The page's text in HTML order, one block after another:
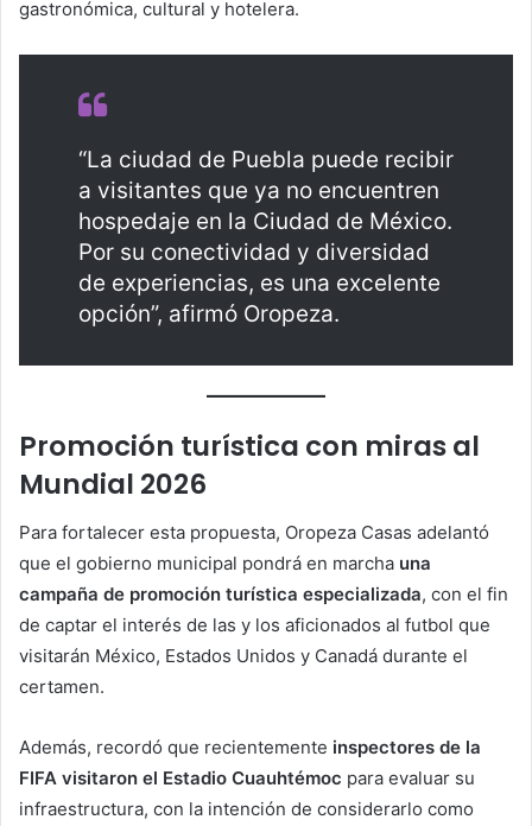
gastronómica, cultural y hotelera.
“La ciudad de Puebla puede recibir
a visitantes que ya no encuentren
hospedaje en la Ciudad de México.
Por su conectividad y diversidad
de experiencias, es una excelente
opción”, afirmó Oropeza.
Promoción turística con miras al
Mundial 2026
Para fortalecer esta propuesta, Oropeza Casas adelantó
que el gobierno municipal pondrá en marcha una
campaña de promoción turística especializada, con el fin
de captar el interés de las y los aficionados al futbol que
visitarán México, Estados Unidos y Canadá durante el
certamen.
Además, recordó que recientemente inspectores de la
FIFA visitaron el Estadio Cuauhtémoc para evaluar su
infraestructura, con la intención de considerarlo como